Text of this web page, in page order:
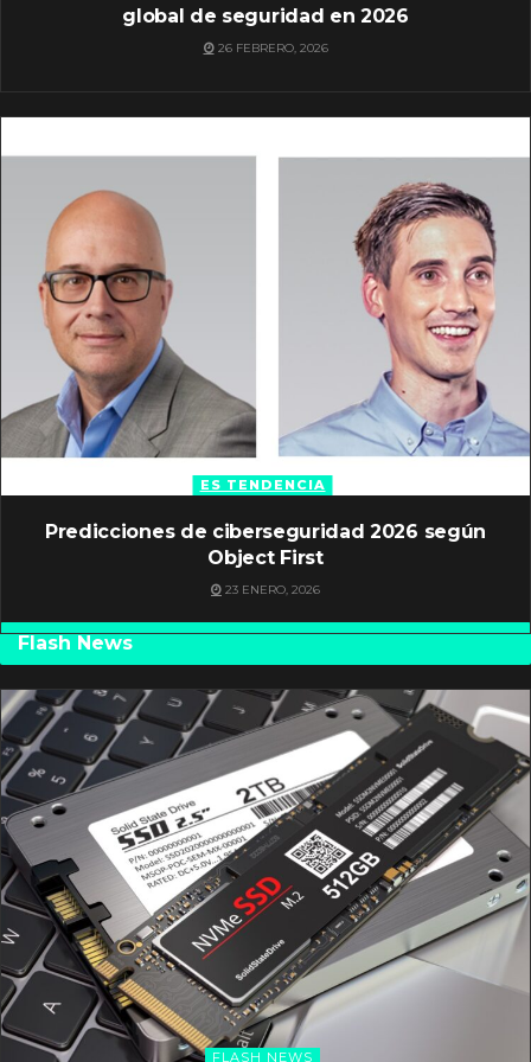
global de seguridad en 2026
26 FEBRERO, 2026
ES TENDENCIA
Predicciones de ciberseguridad 2026 según
Object First
23 ENERO, 2026
Flash News
FLASH NEWS